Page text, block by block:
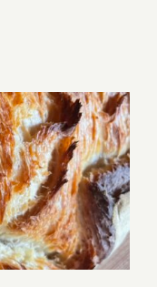
naturel –
de farine